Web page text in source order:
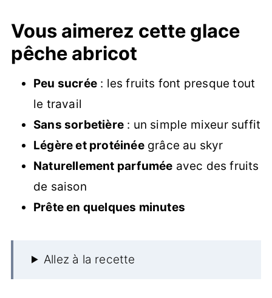
Vous aimerez cette glace
pêche abricot
Peu sucrée: les fruits font presque tout
le travail
Sans sorbetière: un simple mixeur suffit
Légère et protéinéegrâce au skyr
Naturellement parfumée avec des fruits
de saison
Prête en quelques minutes
Allez à la recette